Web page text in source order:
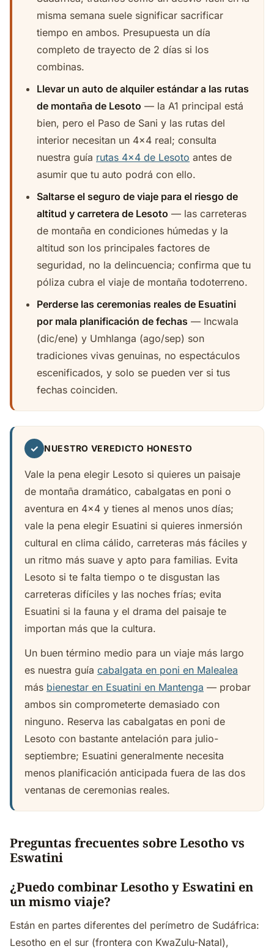
misma semana suele significar sacrificar
tiempo en ambos. Presupuesta un día
completo de trayecto de 2 días si los
combinas.
Llevar un auto de alquiler estándar a las rutas
de montaña de Lesoto — la A1 principal está
bien, pero el Paso de Sani y las rutas del
interior necesitan un 4x4 real; consulta
nuestra guía rutas 4x4 de Lesoto antes de
asumir que tu auto podrá con ello.
Saltarse el seguro de viaje para el riesgo de
altitud y carretera de Lesoto — las carreteras
de montaña en condiciones húmedas y la
altitud son los principales factores de
seguridad, no la delincuencia; confirma que tu
póliza cubra el viaje de montaña todoterreno.
Perderse las ceremonias reales de Esuatini
por mala planificación de fechas — Incwala
(dic/ene) y Umhlanga (ago/sep) son
tradiciones vivas genuinas, no espectáculos
escenificados, y solo se pueden ver si tus
fechas coinciden.
✓ NUESTRO VEREDICTO HONESTO
Vale la pena elegir Lesoto si quieres un paisaje
de montaña dramático, cabalgatas en poni o
aventura en 4x4 y tienes al menos unos días;
vale la pena elegir Esuatini si quieres inmersión
cultural en clima cálido, carreteras más fáciles y
un ritmo más suave y apto para familias. Evita
Lesoto si te falta tiempo o te disgustan las
carreteras difíciles y las noches frías; evita
Esuatini si la fauna y el drama del paisaje te
importan más que la cultura.
Un buen término medio para un viaje más largo
es nuestra guía cabalgata en poni en Malealea
más bienestar en Esuatini en Mantenga — probar
ambos sin comprometerte demasiado con
ninguno. Reserva las cabalgatas en poni de
Lesoto con bastante antelación para julio-
septiembre; Esuatini generalmente necesita
menos planificación anticipada fuera de las dos
ventanas de ceremonias reales.
Preguntas frecuentes sobre Lesotho vs
Eswatini
¿Puedo combinar Lesotho y Eswatini en
un mismo viaje?
Están en partes diferentes del perímetro de Sudáfrica:
Lesotho en el sur (frontera con KwaZulu-Natal),